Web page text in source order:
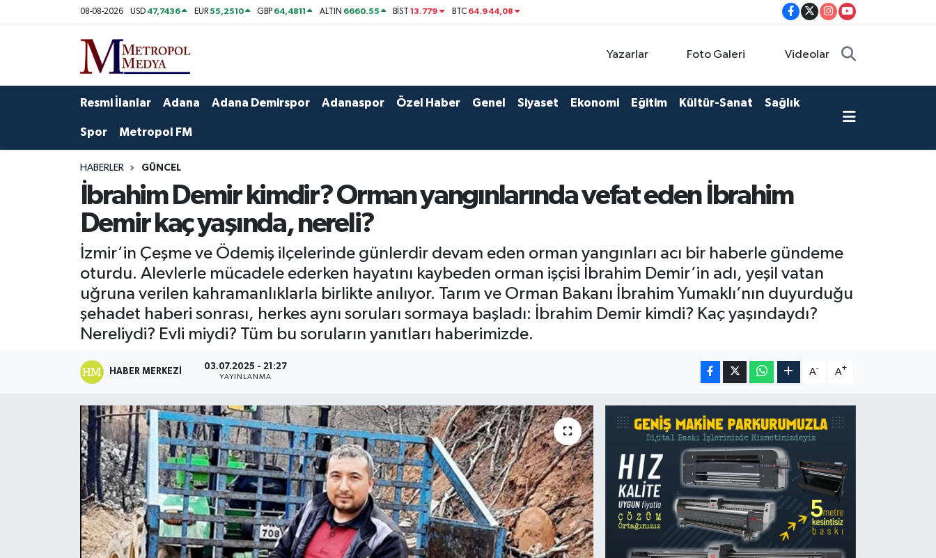
08-08-2026 USD 47,7436 EUR55,2510 GBP 64,4811 ALTIN 6660.55 BİST13.779 BTC 64.944,08
Yazarlar Foto Galeri Videolar
Resmi İlanlar Adana Adana Demirspor Adanaspor Özel Haber Genel Siyaset Ekonomi Eğitim Kültür-Sanat Sağlık
Spor Metropol FM
HABERLER GÜNCEL
İbrahim Demir kimdir? Orman yangınlarında vefat eden İbrahim
Demir kaç yaşında, nereli?
İzmir’in Çeşme ve Ödemiş ilçelerinde günlerdir devam eden orman yangınları acı bir haberle gündeme
oturdu. Alevlerle mücadele ederken hayatını kaybeden orman işçisi İbrahim Demir’in adı, yeşil vatan
uğruna verilen kahramanlıklarla birlikte anılıyor. Tarım ve Orman Bakanı İbrahim Yumaklı’nın duyurduğu
şehadet haberi sonrası, herkes aynı soruları sormaya başladı: İbrahim Demir kimdi? Kaç yaşındaydı?
Nereliydi? Evli miydi? Tüm bu soruların yanıtları haberimizde.
HABER MERKEZI 03.07.2025 - 21:27
YAYINLANMA
A- A+
Ekonomi
Özel Haberler
Yerel Yönetim
Kültür-Sanat
Magazin
Resmi İlanlar
Yazarlar
Foto Galeri
Seyhan Nöbetçi Eczaneler
Seyhan Hava Durumu
Tüm Manşetler
Son Dakika Haberleri
Haber Arşivi